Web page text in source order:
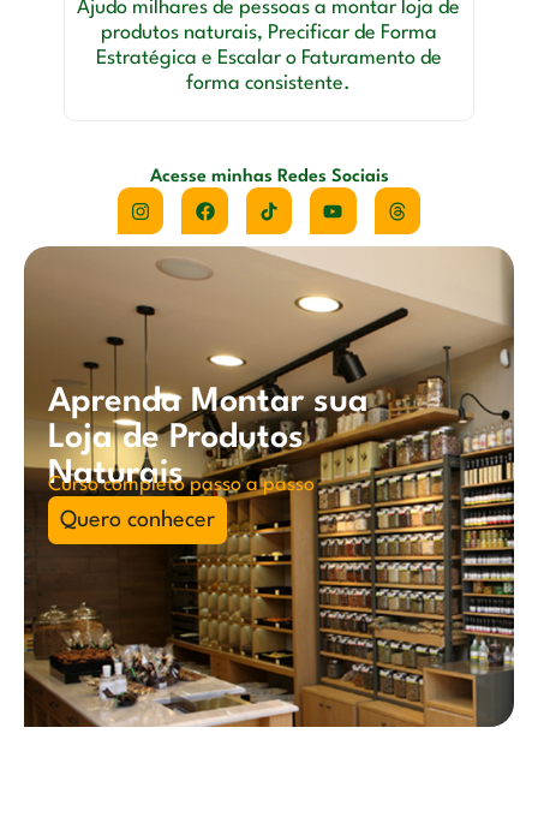
Ajudo milhares de pessoas a montar loja de
produtos naturais, Precificar de Forma
Estratégica e Escalar o Faturamento de
forma consistente.
Acesse minhas Redes Sociais
Aprenda Montar sua
Loja de Produtos
Naturais
Curso completo passo a passo
Quero conhecer